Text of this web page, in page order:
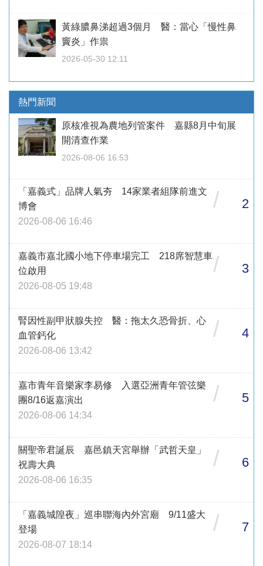
黃綠膿鼻涕超過3個月 醫：當心「慢性鼻
竇炎」作祟
2026-05-30 12:11
熱門新聞
原核准視為農地列管案件 嘉縣8月中旬展
開清查作業
2026-08-06 16:53
「嘉義式」品牌人氣夯 14家業者組隊前進文
博會
2026-08-06 16:46
/ 2
嘉義市嘉北國小地下停車場完工 218席智慧車
位啟用
2026-08-05 19:48
/ 3
腎因性副甲狀腺失控 醫：拖太久恐骨折、心
血管鈣化
2026-08-06 13:42
/ 4
嘉市青年音樂家李易修 入選亞洲青年管弦樂
團8/16返嘉演出
2026-08-06 14:34
/ 5
關聖帝君誕辰 嘉邑鎮天宮舉辦「武哲天皇」
祝壽大典
2026-08-06 16:35
/ 6
「嘉義城隍夜」巡串聯海內外宮廟 9/11盛大
登場
2026-08-07 18:14
/ 7